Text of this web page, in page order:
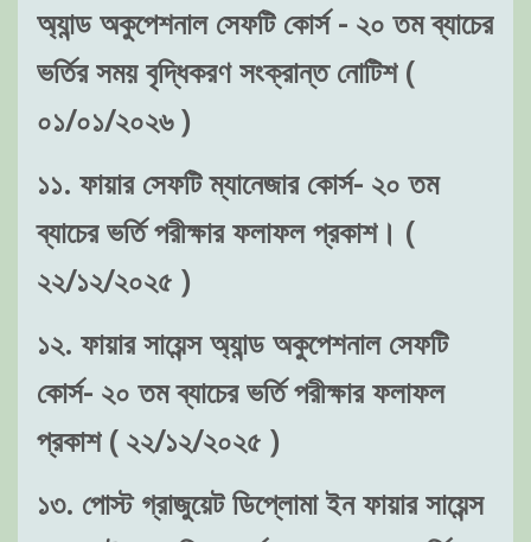
অ্যান্ড অকুপেশনাল সেফটি কোর্স - ২০ তম ব্যাচের
ভর্তির সময় বৃদ্ধিকরণ সংক্রান্ত নোটিশ (
০১/০১/২০২৬ )
১১. ফায়ার সেফটি ম্যানেজার কোর্স- ২০ তম
ব্যাচের ভর্তি পরীক্ষার ফলাফল প্রকাশ। (
২২/১২/২০২৫ )
১২. ফায়ার সায়েন্স অ্যান্ড অকুপেশনাল সেফটি
কোর্স- ২০ তম ব্যাচের ভর্তি পরীক্ষার ফলাফল
প্রকাশ ( ২২/১২/২০২৫ )
১৩. পোস্ট গ্রাজুয়েট ডিপ্লোমা ইন ফায়ার সায়েন্স